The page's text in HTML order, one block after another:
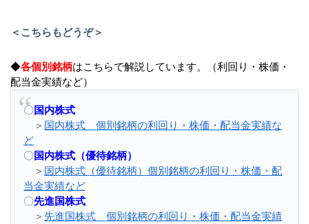
＜こちらもどうぞ＞
◆各個別銘柄はこちらで解説しています。（利回り・株価・
配当金実績など）
〇国内株式
＞ 国内株式 個別銘柄の利回り・株価・配当金実績な
ど
〇国内株式（優待銘柄）
＞ 国内株式（優待銘柄）個別銘柄の利回り・株価・配
当金実績など
〇先進国株式
＞ 先進国株式 個別銘柄の利回り・株価・配当金実績